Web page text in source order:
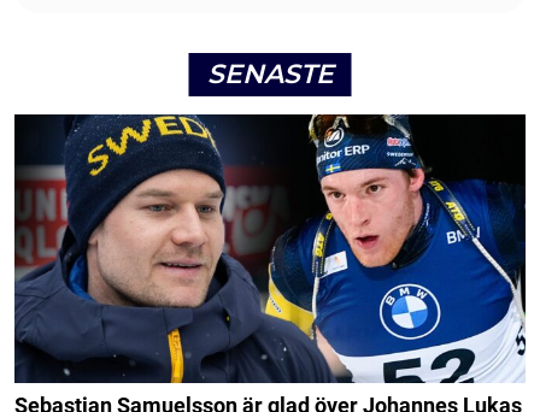
SENASTE
Sebastian Samuelsson är glad över Johannes Lukas